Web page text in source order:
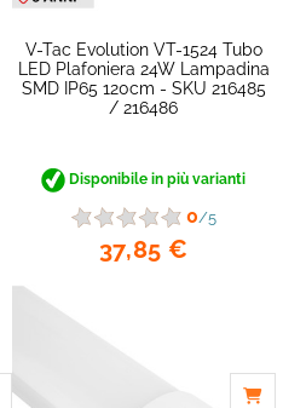
V-Tac Evolution VT-1524 Tubo
LED Plafoniera 24W Lampadina
SMD IP65 120cm - SKU 216485
/ 216486
Disponibile in più varianti
0/5
37,85 €